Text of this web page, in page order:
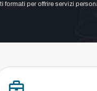
formati per offrire servizi